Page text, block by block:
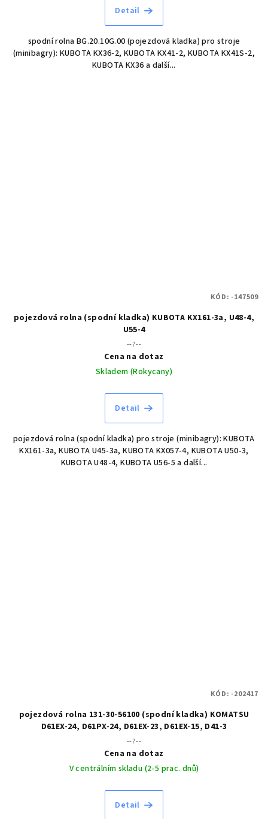
Detail
spodní rolna BG.20.10G.00 (pojezdová kladka) pro stroje
(minibagry): KUBOTA KX36-2, KUBOTA KX41-2, KUBOTA KX41S-2,
KUBOTA KX36 a další...
pojezdová rolna (spodní kladka) KUBOTA KX161-3a, U48-4,
U55-4
--?--
Cena na dotaz
Skladem (Rokycany)
Detail
pojezdová rolna (spodní kladka) pro stroje (minibagry): KUBOTA
KX161-3a, KUBOTA U45-3a, KUBOTA KX057-4, KUBOTA U50-3,
KUBOTA U48-4, KUBOTA U56-5 a další...
KÓD: -147509
pojezdová rolna 131-30-56100 (spodní kladka) KOMATSU
D61EX-24, D61PX-24, D61EX-23, D61EX-15, D41-3
--?--
Cena na dotaz
V centrálním skladu (2-5 prac. dnů)
Detail
KÓD: -202417